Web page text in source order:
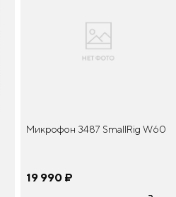
Микрофон 3487 SmallRig W60
19 990 ¤